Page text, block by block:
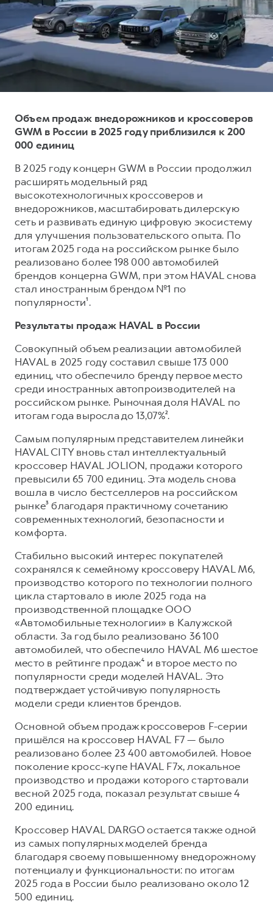
от 3 199 000 ₽
DARGO X
от 3 499 000 ₽
F7
POER
от 3 449 000 ₽
Тест-драйв
Трейд-ин
КРЕДИТ И СТРАХОВАНИЕ
Страхование
Кредит
КОРПОРАТИВНЫМ КЛИЕНТАМ
Для малого бизнеса
Корпоративным клиентам
Крупным корпоративным клиентам
Система управления автопарком
Сервис для корпоративных клиентов
HAVAL Лизинг
АКСЕССУАРЫ HAVAL
Автомобильные аксессуары
Коллекция CITY
Коллекция Базовая
Коллекция Детская
СЕРВИСНОЕ ОБСЛУЖИВАНИЕ
Нулевое ТО
Программа «Помощь на дороге»
Регламенты технического обслуживания
ПОДДЕРЖКА
Гарантия HAVAL
Мобильное приложение GWM
Программа «HAVAL Защита+»
Руководства по эксплуатации
Подписки
АКСЕССУАРЫ HAVAL
Коллекция CITY
Коллекция Базовая
Коллекция Детская
О дилере
Наша команда
Контакты
Объем продаж внедорожников и кроссоверов
GWM в России в 2025 году приблизился к 200
000 единиц
В 2025 году концерн GWM в России продолжил
расширять модельный ряд
высокотехнологичных кроссоверов и
внедорожников, масштабировать дилерскую
сеть и развивать единую цифровую экосистему
для улучшения пользовательского опыта. По
итогам 2025 года на российском рынке было
реализовано более 198 000 автомобилей
брендов концерна GWM, при этом HAVAL снова
стал иностранным брендом №1 по
популярности¹.
Результаты продаж HAVAL в России
Совокупный объем реализации автомобилей
HAVAL в 2025 году составил свыше 173 000
единиц, что обеспечило бренду первое место
среди иностранных автопроизводителей на
российском рынке. Рыночная доля HAVAL по
итогам года выросла до 13,07%².
Самым популярным представителем линейки
HAVAL CITY вновь стал интеллектуальный
кроссовер HAVAL JOLION, продажи которого
превысили 65 700 единиц. Эта модель снова
вошла в число бестселлеров на российском
рынке³ благодаря практичному сочетанию
современных технологий, безопасности и
комфорта.
Стабильно высокий интерес покупателей
сохранялся к семейному кроссоверу HAVAL M6,
производство которого по технологии полного
цикла стартовало в июле 2025 года на
производственной площадке ООО
«Автомобильные технологии» в Калужской
области. За год было реализовано 36 100
автомобилей, что обеспечило HAVAL M6 шестое
место в рейтинге продаж⁴ и второе место по
популярности среди моделей HAVAL. Это
подтверждает устойчивую популярность
модели среди клиентов брендов.
Основной объем продаж кроссоверов F-серии
пришёлся на кроссовер HAVAL F7 — было
реализовано более 23 400 автомобилей. Новое
поколение кросс-купе HAVAL F7x, локальное
производство и продажи которого стартовали
весной 2025 года, показал результат свыше 4
200 единиц.
Кроссовер HAVAL DARGO остается также одной
из самых популярных моделей бренда
благодаря своему повышенному внедорожному
потенциалу и функциональности: по итогам
2025 года в России было реализовано около 12
500 единиц.